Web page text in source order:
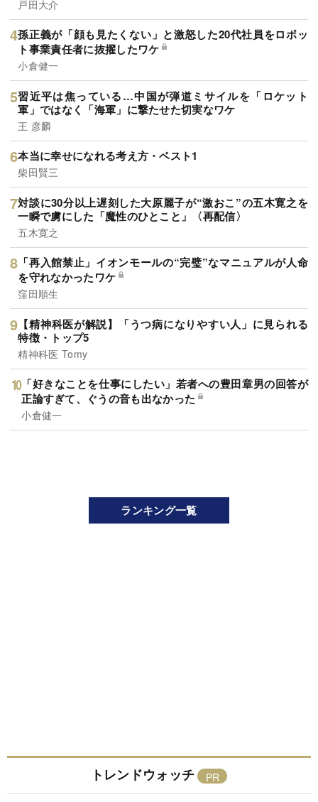
戸田大介
孫正義が「顔も見たくない」と激怒した20代社員をロボッ
ト事業責任者に抜擢したワケ
小倉健一
習近平は焦っている…中国が弾道ミサイルを「ロケット
軍」ではなく「海軍」に撃たせた切実なワケ
王 彦麟
本当に幸せになれる考え方・ベスト1
柴田賢三
対談に30分以上遅刻した大原麗子が“激おこ”の五木寛之を
一瞬で虜にした「魔性のひとこと」〈再配信〉
五木寛之
「再入館禁止」イオンモールの“完璧”なマニュアルが人命
を守れなかったワケ
窪田順生
【精神科医が解説】「うつ病になりやすい人」に見られる
特徴・トップ5
精神科医 Tomy
「好きなことを仕事にしたい」若者への豊田章男の回答が
正論すぎて、ぐうの音も出なかった
小倉健一
ランキング一覧
トレンドウォッチ